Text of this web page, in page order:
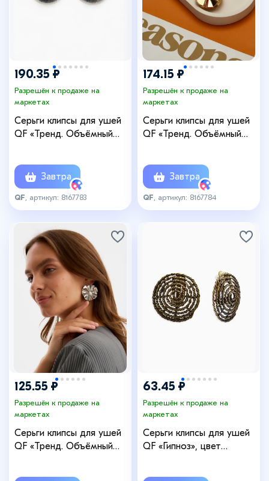
190.35 ₽
Разрешён к продаже на
маркетах
Серьги клипсы для ушей
QF «Тренд. Объёмный
Завтра
QF , артикул: 8167783
174.15 ₽
Разрешён к продаже на
маркетах
Серьги клипсы для ушей
QF «Тренд. Объёмный
Завтра
QF , артикул: 8167784
125.55 ₽
Разрешён к продаже на
маркетах
Серьги клипсы для ушей
QF «Тренд. Объёмный
63.45 ₽
Разрешён к продаже на
маркетах
Серьги клипсы для ушей
QF «Гипноз», цвет